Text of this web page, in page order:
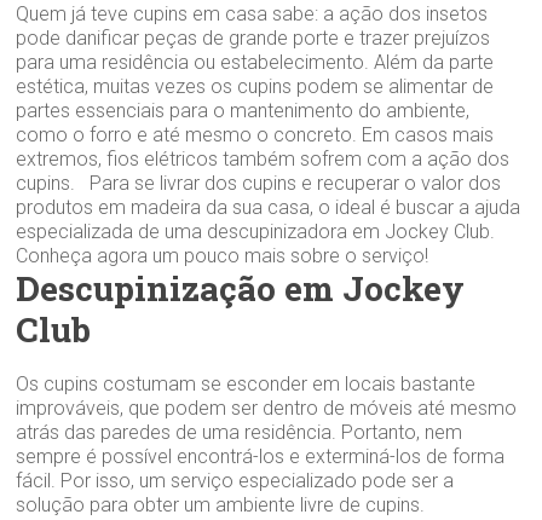
Quem já teve cupins em casa sabe: a ação dos insetos
pode danificar peças de grande porte e trazer prejuízos
para uma residência ou estabelecimento. Além da parte
estética, muitas vezes os cupins podem se alimentar de
partes essenciais para o mantenimento do ambiente,
como o forro e até mesmo o concreto. Em casos mais
extremos, fios elétricos também sofrem com a ação dos
cupins. Para se livrar dos cupins e recuperar o valor dos
produtos em madeira da sua casa, o ideal é buscar a ajuda
especializada de uma descupinizadora em Jockey Club.
Conheça agora um pouco mais sobre o serviço!
Descupinização em Jockey
Club
Os cupins costumam se esconder em locais bastante
improváveis, que podem ser dentro de móveis até mesmo
atrás das paredes de uma residência. Portanto, nem
sempre é possível encontrá-los e exterminá-los de forma
fácil. Por isso, um serviço especializado pode ser a
solução para obter um ambiente livre de cupins.